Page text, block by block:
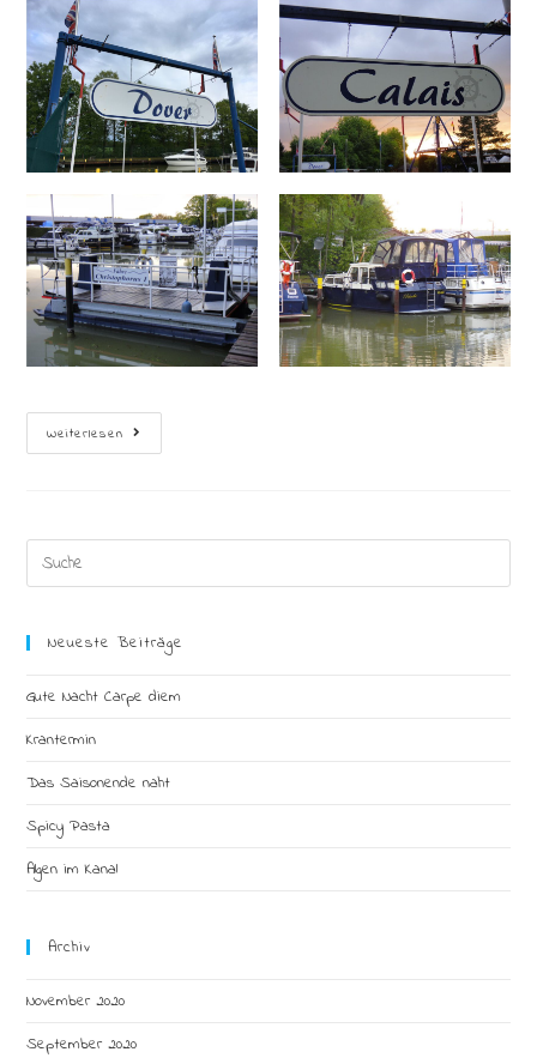
Weiterlesen Leinen
Los
Search
this
Neueste Beiträge
Gute Nacht Carpe diem
Krantermin
Das Saisonende naht
Spicy Pasta
Algen im Kanal
Archiv
November 2020
September 2020